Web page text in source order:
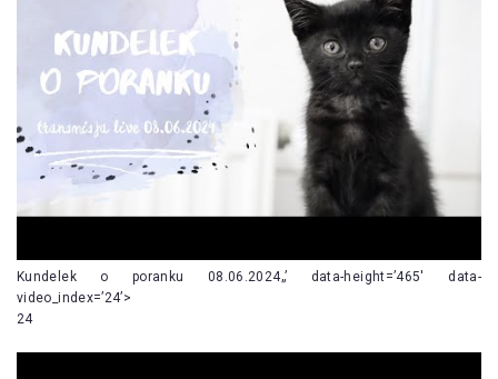
Kundelek o poranku 08.06.2024„’ data-height=’465′ data-
video_index=’24’>
24